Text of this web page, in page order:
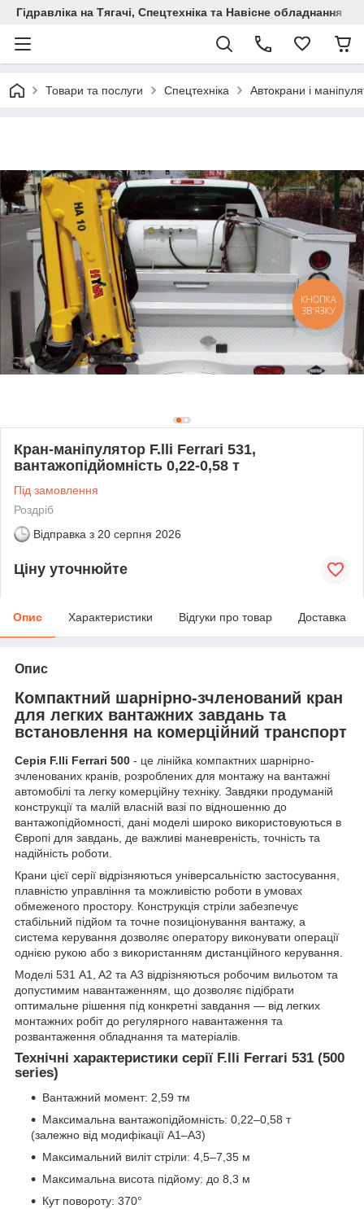
Гідравліка на Тягачі, Спецтехніка та Навісне обладнання
Товари та послуги Спецтехніка Автокрани і
Кран-маніпулятор F.lli Ferrari 531,
вантажопідйомність 0,22-0,58 т
Під замовлення
Роздріб
Відправка з 20 серпня 2026
Ціну уточнюйте
Опис Характеристики Відгуки про товар Доставка
Опис
Компактний шарнірно-зчленований кран
для легких вантажних завдань та
встановлення на комерційний транспорт
Серія F.lli Ferrari 500 - це лінійка компактних шарнірно-
зчленованих кранів, розроблених для монтажу на вантажні
автомобілі та легку комерційну техніку. Завдяки продуманій
конструкції та малій власній вазі по відношенню до
вантажопідйомності, дані моделі широко використовуються в
Європі для завдань, де важливі маневреність, точність та
надійність роботи.
Крани цієї серії відрізняються універсальністю застосування,
плавністю управління та можливістю роботи в умовах
обмеженого простору. Конструкція стріли забезпечує
стабільний підйом та точне позиціонування вантажу, а
система керування дозволяє оператору виконувати операції
однією рукою або з використанням дистанційного керування.
Моделі 531 A1, A2 та A3 відрізняються робочим вильотом та
допустимим навантаженням, що дозволяє підібрати
оптимальне рішення під конкретні завдання — від легких
монтажних робіт до регулярного навантаження та
розвантаження обладнання та матеріалів.
Технічні характеристики серії F.lli Ferrari 531 (500
series)
Вантажний момент: 2,59 тм
Максимальна вантажопідйомність: 0,22–0,58 т
(залежно від модифікації A1–A3)
Максимальний виліт стріли: 4,5–7,35 м
Максимальна висота підйому: до 8,3 м
Кут повороту: 370°
КНОПКА
ЗВ'ЯЗКУ